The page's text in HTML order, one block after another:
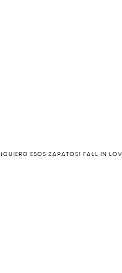
¡QUIERO ESOS ZAPATOS! FALL IN